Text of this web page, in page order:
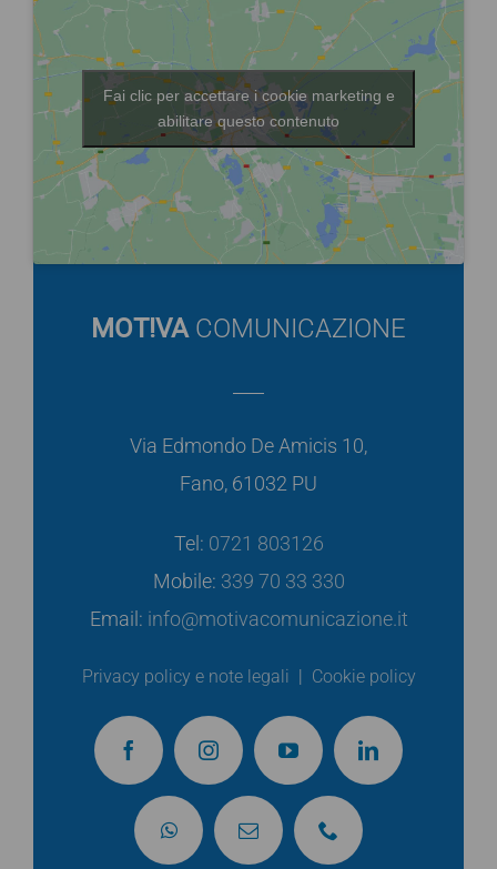
Fai clic per accettare i cookie marketing e
abilitare questo contenuto
MOT!VA COMUNICAZIONE
Via Edmondo De Amicis 10,
Fano, 61032 PU
Tel: 0721 803126
Mobile: 339 70 33 330
Email: info@motivacomunicazione.it
Privacy policy e note legali | Cookie policy